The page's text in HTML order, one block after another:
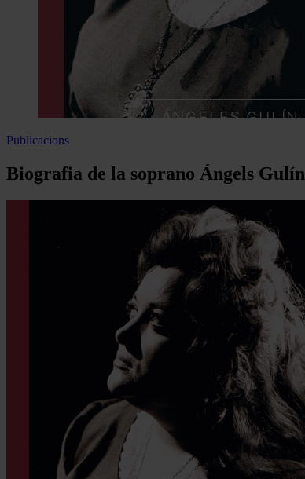
Publicacions
Biografia de la soprano Ángels Gulín